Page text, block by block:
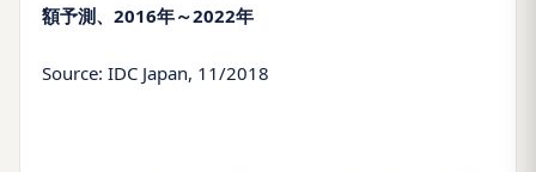
額予測、2016年～2022年
Source: IDC Japan, 11/2018